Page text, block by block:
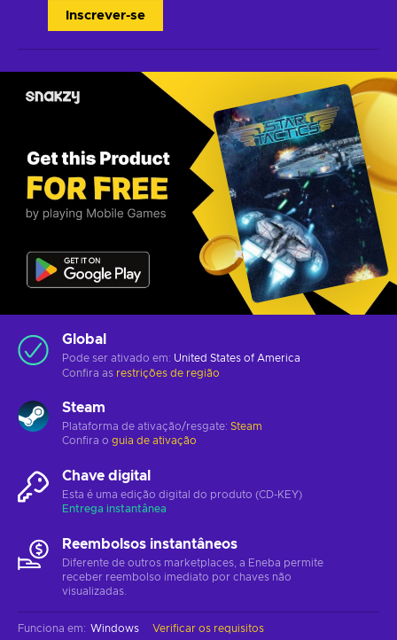
Inscrever-se
Global
Pode ser ativado em: United States of America
Confira as restrições de região
Steam
Plataforma de ativação/resgate: Steam
Confira o guia de ativação
Chave digital
Esta é uma edição digital do produto (CD-KEY)
Entrega instantânea
Reembolsos instantâneos
Diferente de outros marketplaces, a Eneba permite
receber reembolso imediato por chaves não
visualizadas.
Funciona em: Windows Verificar os requisitos